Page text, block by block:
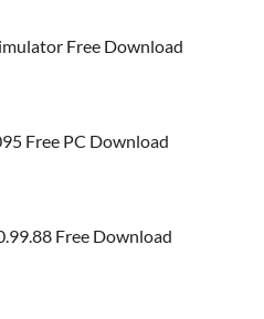
Free Download
Free PC Download
Free Download